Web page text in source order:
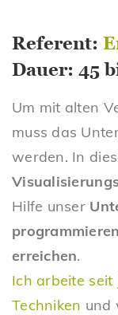
Referent:
Dauer: 45
Um mit alten
muss das
werden. In
Hilfe unser
programmieren
erreichen.
Ich arbeite seit
Techniken und